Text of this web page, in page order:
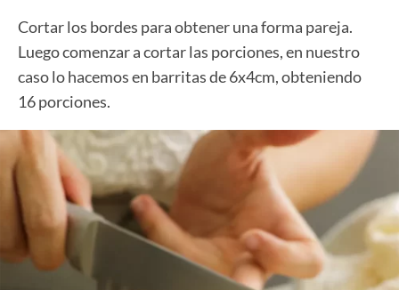
Cortar los bordes para obtener una forma pareja.
Luego comenzar a cortar las porciones, en nuestro
caso lo hacemos en barritas de 6x4cm, obteniendo
16 porciones.